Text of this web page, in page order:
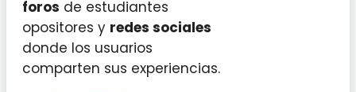
foros de estudiantes
opositores y redes sociales
donde los usuarios
comparten sus experiencias.